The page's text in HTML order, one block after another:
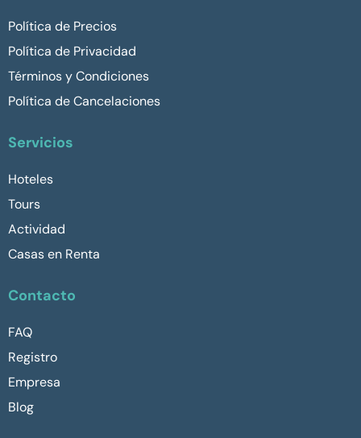
Política de Precios
Política de Privacidad
Términos y Condiciones
Política de Cancelaciones
Servicios
Hoteles
Tours
Actividad
Casas en Renta
Contacto
FAQ
Registro
Empresa
Blog